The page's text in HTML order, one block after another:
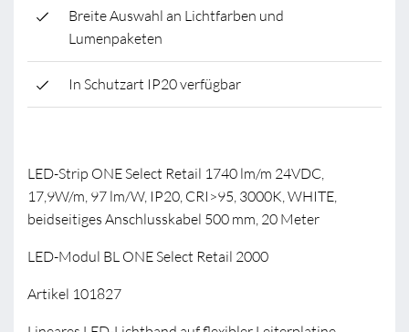
Breite Auswahl an Lichtfarben und
Lumenpaketen
In Schutzart IP20 verfügbar
LED-Strip ONE Select Retail 1740 lm/m 24VDC,
17,9W/m, 97 lm/W, IP20, CRI>95, 3000K, WHITE,
beidseitiges Anschlusskabel 500 mm, 20 Meter
LED-Modul BL ONE Select Retail 2000
Artikel 101827